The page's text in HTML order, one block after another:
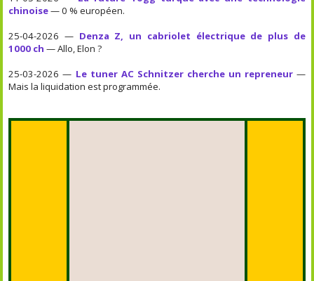
chinoise— 0 % européen.
25-04-2026 — Denza Z, un cabriolet électrique de plus de
1000 ch — Allo, Elon ?
25-03-2026 — Le tuner AC Schnitzer cherche un repreneur—
Mais la liquidation est programmée.